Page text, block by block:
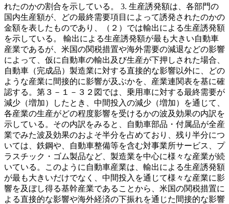
れたのかの割合を示している。 3. 生産誘発額は、各部門の
国内生産額が、どの最終需要項目によって誘発されたのかの
金額を表したものであり、（２）では輸出による生産誘発額
を示している。 輸出による生産誘発額が最も大きい自動車
産業であるが、米国の関税措置や海外需要の減退などの影響
によって、仮に自動車の輸出及び生産が下押しされた場合、
自動車（完成品）製造業に対する直接的な影響以外に、どの
ような産業に間接的に影響が及ぶかを、産業連関表を基に確
認する。第３－１－３２図では、乗用車に対する最終需要が
減少（増加）したとき、中間投入の減少（増加）を通じて、
各産業の生産がどの程度影響を受けるかの波及効果の内訳を
示している。その内訳をみると、自動車部品・付属品が全産
業でみた波及効果のおよそ半分を占めており、残り半分につ
いては、鉄鋼や、自動車整備等を含む対事業所サービス、プ
ラスチック・ゴム製品など、製造業を中心に様々な産業が続
いている。このように自動車産業は、輸出による生産誘発額
が最も大きいだけでなく、中間投入を通じて様々な産業に影
響を及ぼし得る基幹産業であることから、米国の関税措置に
よる直接的な影響や海外経済の下振れを通じた間接的な影響